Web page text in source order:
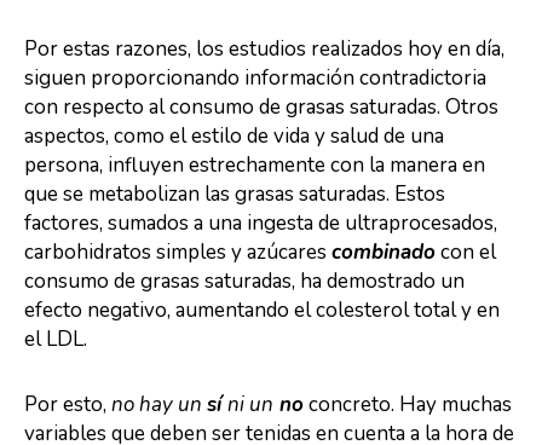
Por estas razones, los estudios realizados hoy en día,
siguen proporcionando información contradictoria
con respecto al consumo de grasas saturadas. Otros
aspectos, como el estilo de vida y salud de una
persona, influyen estrechamente con la manera en
que se metabolizan las grasas saturadas. Estos
factores, sumados a una ingesta de ultraprocesados,
carbohidratos simples y azúcares combinadocon el
consumo de grasas saturadas, ha demostrado un
efecto negativo, aumentando el colesterol total y en
el LDL.
Por esto, no hay un síni un noconcreto. Hay muchas
variables que deben ser tenidas en cuenta a la hora de